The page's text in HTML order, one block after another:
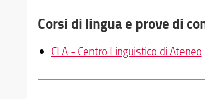
Corsi di lingua e prove di
CLA - Centro Linguistico di Ateneo